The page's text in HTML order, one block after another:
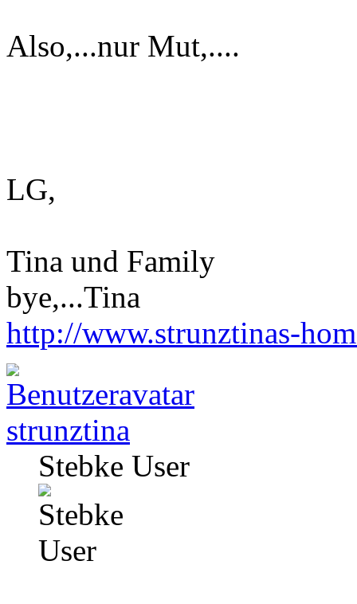
Also,...nur Mut,....
LG,
Tina und Family
bye,...Tina
http://www.strunztinas-
strunztina
Stebke User